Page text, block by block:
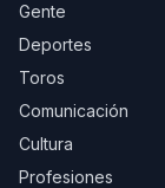
Gente
Deportes
Toros
Comunicación
Cultura
Profesiones